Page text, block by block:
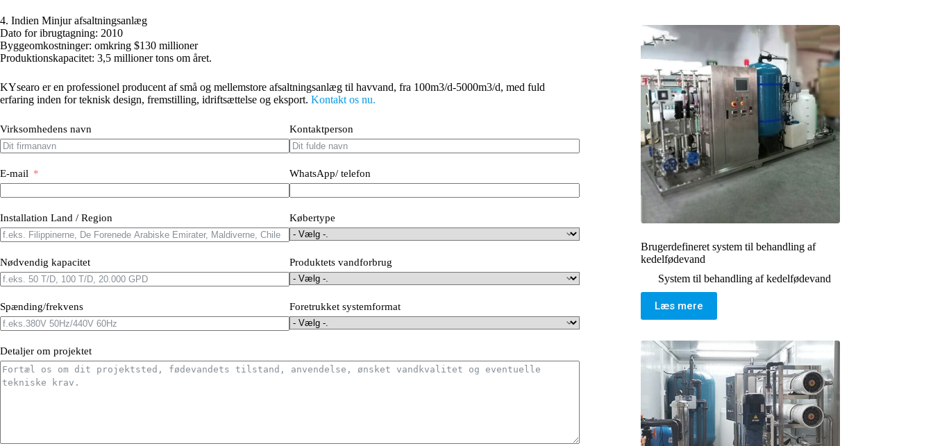
4. Indien Minjur afsaltningsanlæg
Dato for ibrugtagning: 2010
Byggeomkostninger: omkring $130 millioner
Produktionskapacitet: 3,5 millioner tons om året.
KYsearo er en professionel producent af små og mellemstore afsaltningsanlæg til havvand, fra 100m3/d-5000m3/d, med fuld
erfaring inden for teknisk design, fremstilling, idriftsættelse og eksport. Kontakt os nu.
Virksomhedens navn Kontaktperson
E-mail WhatsApp/ telefon
Installation Land / Region Købertype
Nødvendig kapacitet Produktets vandforbrug
Spænding/frekvens Foretrukket systemformat
Detaljer om projektet
Brugerdefineret system til behandling af
kedelfødevand
System til behandling af kedelfødevand
Læs mere